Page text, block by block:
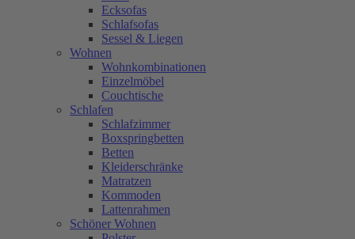
Ecksofas
Schlafsofas
Sessel & Liegen
Wohnen
Wohnkombinationen
Einzelmöbel
Couchtische
Schlafen
Schlafzimmer
Boxspringbetten
Betten
Kleiderschränke
Matratzen
Kommoden
Lattenrahmen
Schöner Wohnen